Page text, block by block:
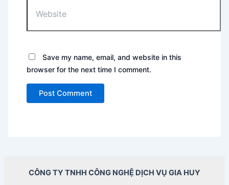
Save my name, email, and website in this
browser for the next time I comment.
CÔNG TY TNHH CÔNG NGHỆ DỊCH VỤ GIA HUY